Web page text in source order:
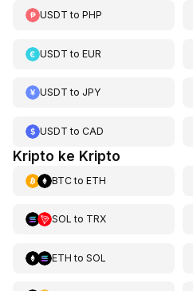
USDT to PHP
USDT to EUR
USDT to JPY
USDT to CAD
Kripto ke Kripto
BTCto ETH
SOL to TRX
ETH to SOL